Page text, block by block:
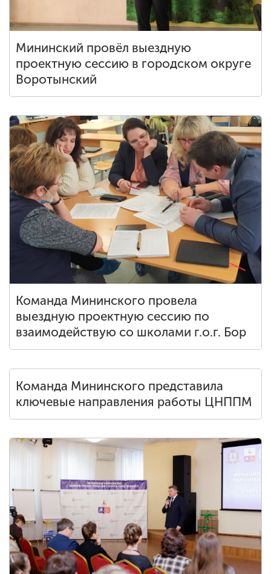
Мининский провёл выездную
проектную сессию в городском округе
Воротынский
Команда Мининского провела
выездную проектную сессию по
взаимодействую со школами г.о.г. Бор
Команда Мининского представила
ключевые направления работы ЦНППМ